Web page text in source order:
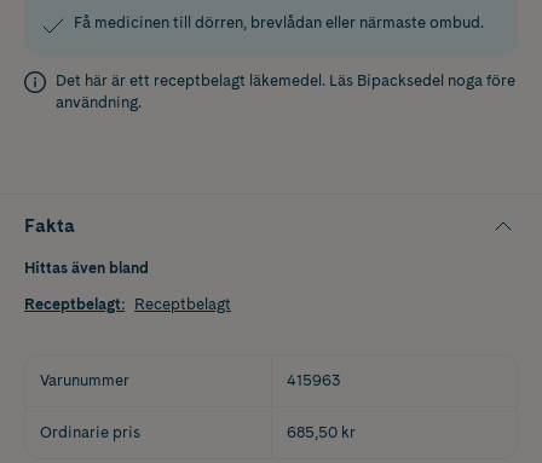
Få medicinen till dörren, brevlådan eller närmaste ombud.
Det här är ett receptbelagt läkemedel. Läs Bipacksedel noga före
användning.
Fakta
Hittas även bland
Receptbelagt: Receptbelagt
Varunummer 415963
Ordinarie pris 685,50 kr